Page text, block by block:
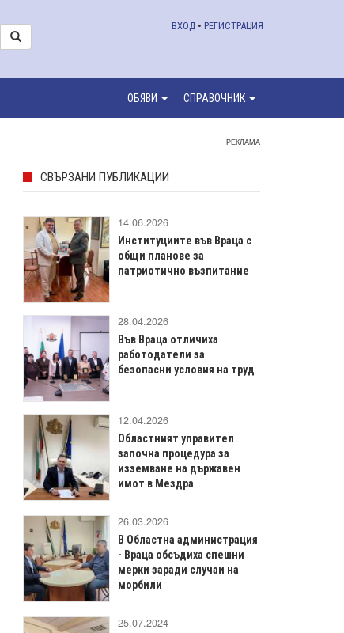
ВХОД • РЕГИСТРАЦИЯ
ОБЯВИ СПРАВОЧНИК
РЕКЛАМА
СВЪРЗАНИ ПУБЛИКАЦИИ
14.06.2026
Институциите във Враца с
общи планове за
патриотично възпитание
28.04.2026
Във Враца отличиха
работодатели за
безопасни условия на труд
12.04.2026
Областният управител
започна процедура за
изземване на държавен
имот в Мездра
26.03.2026
В Областна администрация
- Враца обсъдиха спешни
мерки заради случаи на
морбили
25.07.2024